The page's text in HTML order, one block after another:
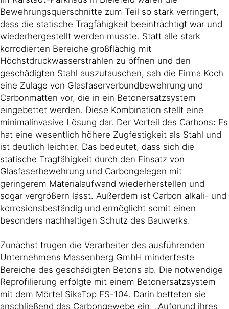
Bewehrungsquerschnitte zum Teil so stark verringert,
dass die statische Tragfähigkeit beeinträchtigt war und
wiederhergestellt werden musste. Statt alle stark
korrodierten Bereiche großflächig mit
Höchstdruckwasserstrahlen zu öffnen und den
geschädigten Stahl auszutauschen, sah die Firma Koch
eine Zulage von Glasfaserverbundbewehrung und
Carbonmatten vor, die in ein Betonersatzsystem
eingebettet werden. Diese Kombination stellt eine
minimalinvasive Lösung dar. Der Vorteil des Carbons: Es
hat eine wesentlich höhere Zugfestigkeit als Stahl und
ist deutlich leichter. Das bedeutet, dass sich die
statische Tragfähigkeit durch den Einsatz von
Glasfaserbewehrung und Carbongelegen mit
geringerem Materialaufwand wiederherstellen und
sogar vergrößern lässt. Außerdem ist Carbon alkali- und
korrosionsbeständig und ermöglicht somit einen
besonders nachhaltigen Schutz des Bauwerks.
Zunächst trugen die Verarbeiter des ausführenden
Unternehmens Massenberg GmbH minderfeste
Bereiche des geschädigten Betons ab. Die notwendige
Reprofilierung erfolgte mit einem Betonersatzsystem
mit dem Mörtel SikaTop ES-104. Darin betteten sie
anschließend das Carbongewebe ein. „Aufgrund ihres